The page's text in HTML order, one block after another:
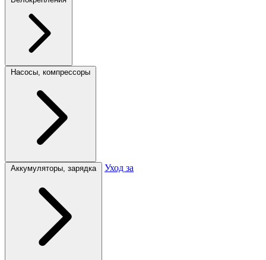
Насосы, компрессоры
Аккумуляторы, зарядка Уход за